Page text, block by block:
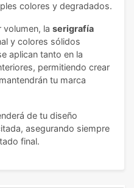
colores y degradados.
volumen, la serigrafía
y colores sólidos
aplican tanto en la
permitiendo crear
tu marca
de tu diseño
asegurando siempre
final.